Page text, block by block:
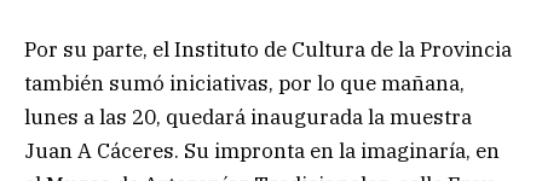
Por su parte, el Instituto de Cultura de la Provincia
también sumó iniciativas, por lo que mañana,
lunes a las 20, quedará inaugurada la muestra
Juan A Cáceres. Su impronta en la imaginaría, en